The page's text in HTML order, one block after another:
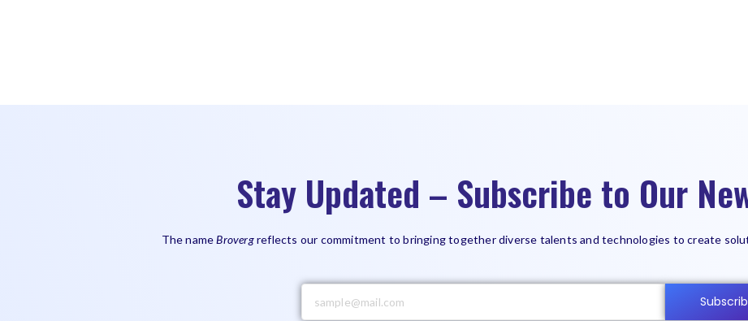
Stay Updated – Subscribe to Our
The nameBrovergreflects our commitment to bringing together diverse talents and technologies to create